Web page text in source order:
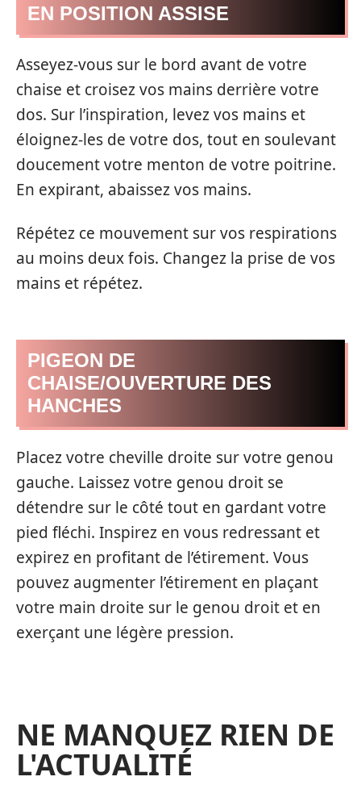
EN POSITION ASSISE
Asseyez-vous sur le bord avant de votre
chaise et croisez vos mains derrière votre
dos. Sur l’inspiration, levez vos mains et
éloignez-les de votre dos, tout en soulevant
doucement votre menton de votre poitrine.
En expirant, abaissez vos mains.
Répétez ce mouvement sur vos respirations
au moins deux fois. Changez la prise de vos
mains et répétez.
PIGEON DE
CHAISE/OUVERTURE DES
HANCHES
Placez votre cheville droite sur votre genou
gauche. Laissez votre genou droit se
détendre sur le côté tout en gardant votre
pied fléchi. Inspirez en vous redressant et
expirez en profitant de l’étirement. Vous
pouvez augmenter l’étirement en plaçant
votre main droite sur le genou droit et en
exerçant une légère pression.
NE MANQUEZ RIEN DE
L'ACTUALITÉ